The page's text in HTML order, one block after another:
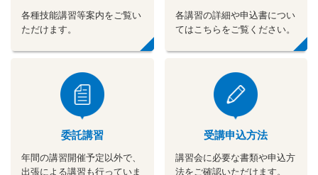
各種技能講習等案内をご覧い
ただけます。
各講習の詳細や申込書につい
てはこちらをご覧ください。
委託講習
年間の講習開催予定以外で、
出張による講習も行っていま
受講申込方法
講習会に必要な書類や申込方
法をご確認いただけます。